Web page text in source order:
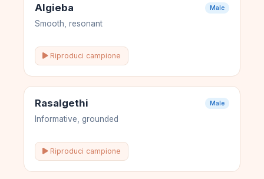
Algieba Male
Smooth, resonant
Riproduci campione
Rasalgethi Male
Informative, grounded
Riproduci campione